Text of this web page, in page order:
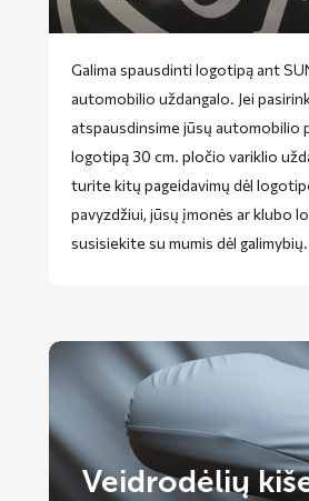
Galima spausdinti logotipą ant
automobilio uždangalo. Jei
atspausdinsime jūsų automobilio
logotipą 30 cm. pločio variklio
turite kitų pageidavimų dėl
pavyzdžiui, jūsų įmonės ar klubo
susisiekite su mumis dėl galimybių.
Veidrodėlių